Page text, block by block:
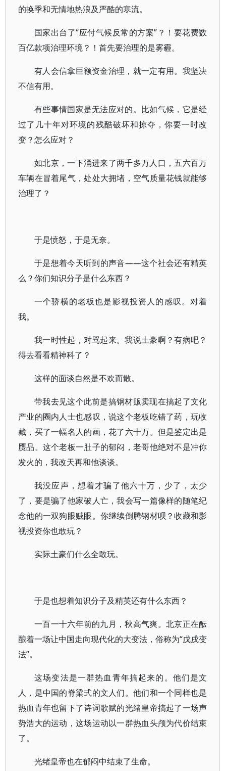
的换季和无情地热浪及严酷的寒流。
国家出台了“应付气候反常的方案”？！要花费数
百亿款项治理环境？！首先要治理的是雾霾。
有人会信拿巨额资金治理，就一定有用。我坚决
不信有用。
有些事情国家是无法应对的。比如气候，它是经
过了几十年对环境的残酷破坏和掠夺，你要一时改
变？怎么应对？
如北京，一下涌进来了两千多万人口，五六百万
车辆在冒着尾气，处处大拥堵，空气质量花钱就能够
治理了？
于是愤怒，于是无奈。
于是想着今天听到的声音——这个社会还有精英
么？你们知识分子是什么东西？
一个骄横的老板也是影视投资人的感叹。对着
我。
我一时性起，对骂起来。我说土豪啊？有病吧？
得去看看精神科了？
这样的面谈自然是不欢而散。
带我去见这个此前是搞钢材贩卖现在搞起了文化
产业的圈内人士也感叹，说这个老板吃错了药，玩收
藏，买了一幅名人的画，花了六十万。但是鉴定出是
赝品。这个老板一肚子的郁闷，老哥他绝对不是冲你
发火的，我改天再和他谈谈。
我没应声，想着才骗了他六十万，少了，太少
了，要是骗了他家破人亡，我会写一篇像样的随笔纪
念他的一双狗眼贼眼。你继续倒腾钢材呗？收藏和影
视投资你也敢玩？
实际土豪们什么全敢玩。
于是也想着知识分子及精英还有什么东西？
一百一十六年前的九月，秋高气爽。北京正在酝
酿着一场让中国走向现代化的大变法，俗称为“戊戌变
法”。
这场变法是一群热血青年搞起来的。他们是文
人，是中国的脊梁式的文人们。他们和一个同样也是
热血青年也留下了诗词歌赋的光绪皇帝搞起了一场声
势浩大的运动，这场运动以一群热血头颅为代价结束
了。
光绪皇帝也在郁闷中结束了生命。